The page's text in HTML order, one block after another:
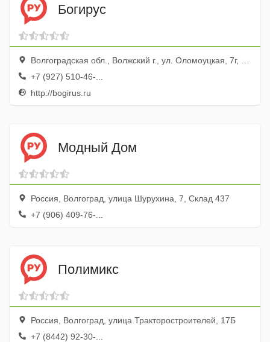
Богирус
Волгоградская обл., Волжский г., ул. Оломоуцкая, 7г, ТЦ Palladium
+7 (927) 510-46-...
http://bogirus.ru
Модный Дом
Россия, Волгоград, улица Шурухина, 7, Склад 437
+7 (906) 409-76-...
Полимикс
Россия, Волгоград, улица Тракторостроителей, 17Б
+7 (8442) 92-30-...